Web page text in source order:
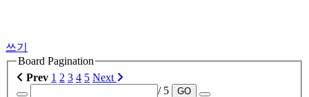
쓰기
Board Pagination
Prev 1 2 3 4 5 Next
/ 5
GO